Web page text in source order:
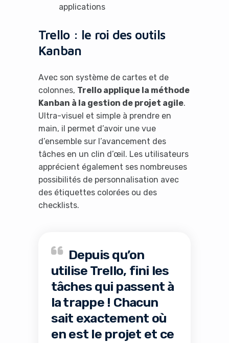
applications
Trello : le roi des outils
Kanban
Avec son système de cartes et de
colonnes, Trello applique la méthode
Kanban à la gestion de projet agile.
Ultra-visuel et simple à prendre en
main, il permet d’avoir une vue
d’ensemble sur l’avancement des
tâches en un clin d’œil. Les utilisateurs
apprécient également ses nombreuses
possibilités de personnalisation avec
des étiquettes colorées ou des
checklists.
Depuis qu’on
utilise Trello, fini les
tâches qui passent à
la trappe ! Chacun
sait exactement où
en est le projet et ce